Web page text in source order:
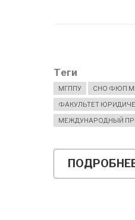
Теги
МГППУ
СНО ФЮП
ФАКУЛЬТЕТ
МЕЖДУНАРОДНЫЙ